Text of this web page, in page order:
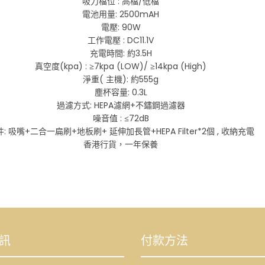
電池用量: 2500mAH
電壓: 90W
工作電壓 : DC11.1V
充電時間: 約3.5H
真空度(kpa) : ≥7kpa (LOW)/ ≥14kpa (High)
淨重( 主機): 約555g
塵杯容量: 0.3L
過濾方式: HEPA濾網+不鏽鋼過濾器
噪音值 : ≤72dB
: 吸嘴+二合一扁刷+地板刷+ 延伸加長管+HEPA Filter*2個 , 收納充電
香港行貨，一年保養
付款方法